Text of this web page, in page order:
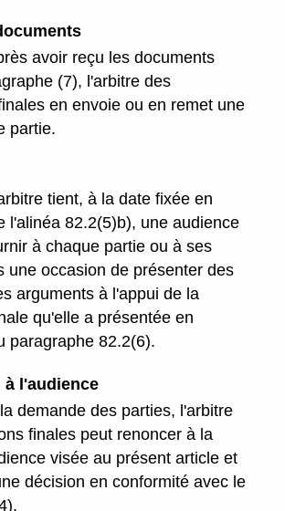
avoir reçu les documents
(7), l'arbitre des
en envoie ou en remet une
partie.
tient, à la date fixée en
l'alinéa 82.2(5)b), une audience
à chaque partie ou à ses
une occasion de présenter des
arguments à l'appui de la
qu'elle a présentée en
paragraphe 82.2(6).
à l'audience
demande des parties, l'arbitre
finales peut renoncer à la
visée au présent article et
décision en conformité avec le